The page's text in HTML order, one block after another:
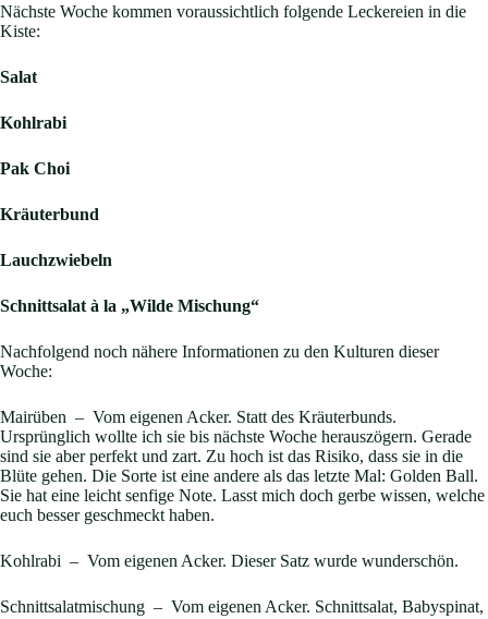
Nächste Woche kommen voraussichtlich folgende Leckereien in die
Kiste:
Salat
Kohlrabi
Pak Choi
Kräuterbund
Lauchzwiebeln
Schnittsalat à la „Wilde Mischung“
Nachfolgend noch nähere Informationen zu den Kulturen dieser
Woche:
Mairüben – Vom eigenen Acker. Statt des Kräuterbunds.
Ursprünglich wollte ich sie bis nächste Woche herauszögern. Gerade
sind sie aber perfekt und zart. Zu hoch ist das Risiko, dass sie in die
Blüte gehen. Die Sorte ist eine andere als das letzte Mal: Golden Ball.
Sie hat eine leicht senfige Note. Lasst mich doch gerbe wissen, welche
euch besser geschmeckt haben.
Kohlrabi – Vom eigenen Acker. Dieser Satz wurde wunderschön.
Schnittsalatmischung – Vom eigenen Acker. Schnittsalat, Babyspinat,